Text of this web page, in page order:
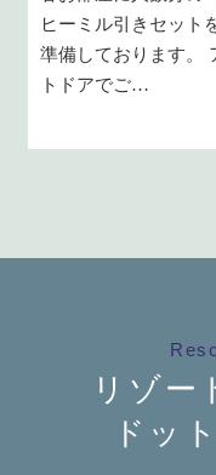
ヒーミル引きセット
準備しております。
トドアでご…
リゾー
ドッ